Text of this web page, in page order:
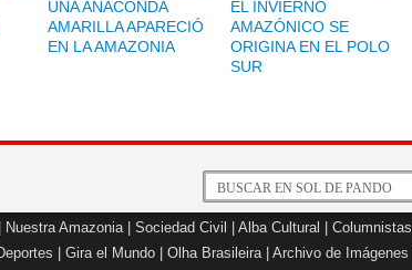
UNA ANACONDA
AMARILLA APARECIÓ
EN LA AMAZONIA
EL INVIERNO
AMAZÓNICO SE
ORIGINA EN EL POLO
SUR
Nuestra Amazonia| Sociedad Civil Alba Cultural Columnistas
Gira el Mundo Olha Brasileira| Archivo de Imágenes